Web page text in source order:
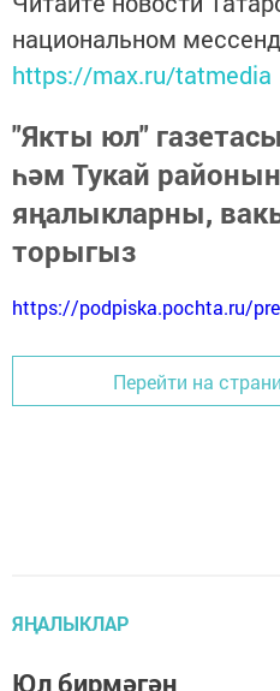
национальном
https://max.ru/tatmedia
"Якты юл"
һәм Тукай
яңалыкларны,
торыгыз
https://podpiska.pochta.ru/
Перейти на
ЯҢАЛЫКЛАР
Юл бирмәгән